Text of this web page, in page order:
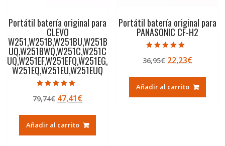
Portátil batería original para
CLEVO
W251,W251B,W251BU,W251B
UQ,W251BWQ,W251C,W251C
UQ,W251EF,W251EFQ,W251EG,
W251EQ,W251EU,W251EUQ
5.00
de 5
79,74€ El
original
era:
47,41€El
actual
es:
Añadir al carrito
Portátil batería original para
PANASONIC CF-H2
5.00
de 5
36,95€ El
original
era:
22,23€El
actual
es:
Añadir al carrito